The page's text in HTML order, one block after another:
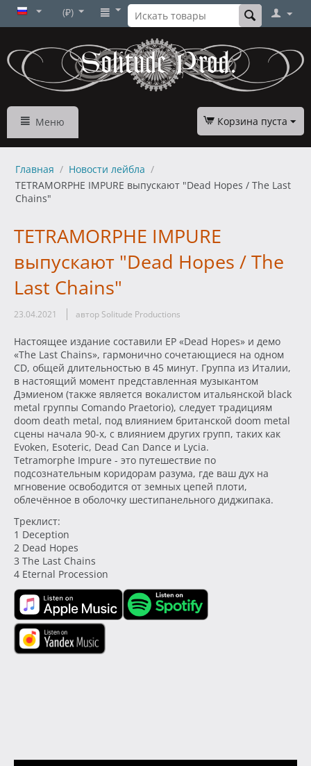
(₽)
Меню Корзина пуста
Главная / Новости лейбла /
TETRAMORPHE IMPURE выпускают "Dead Hopes / The Last
Chains"
TETRAMORPHE IMPURE
выпускают "Dead Hopes / The
Last Chains"
23.04.2021 автор Solitude Productions
Настоящее издание составили EP «Dead Hopes» и демо
«The Last Chains», гармонично сочетающиеся на одном
CD, общей длительностью в 45 минут. Группа из Италии,
в настоящий момент представленная музыкантом
Дэмиеном (также является вокалистом итальянской black
metal группы Comando Praetorio), следует традициям
doom death metal, под влиянием британской doom metal
сцены начала 90-х, с влиянием других групп, таких как
Evoken, Esoteric, Dead Can Dance и Lycia.
Tetramorphe Impure - это путешествие по
подсознательным коридорам разума, где ваш дух на
мгновение освободится от земных цепей плоти,
облечённое в оболочку шестипанельного диджипака.
Треклист:
1 Deception
2 Dead Hopes
3 The Last Chains
4 Eternal Procession